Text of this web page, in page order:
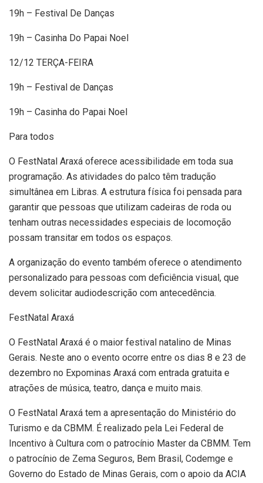
19h – Festival De Danças
19h – Casinha Do Papai Noel
12/12 TERÇA-FEIRA
19h – Festival de Danças
19h – Casinha do Papai Noel
Para todos
O FestNatal Araxá oferece acessibilidade em toda sua
programação. As atividades do palco têm tradução
simultânea em Libras. A estrutura física foi pensada para
garantir que pessoas que utilizam cadeiras de roda ou
tenham outras necessidades especiais de locomoção
possam transitar em todos os espaços.
A organização do evento também oferece o atendimento
personalizado para pessoas com deficiência visual, que
devem solicitar audiodescrição com antecedência.
FestNatal Araxá
O FestNatal Araxá é o maior festival natalino de Minas
Gerais. Neste ano o evento ocorre entre os dias 8 e 23 de
dezembro no Expominas Araxá com entrada gratuita e
atrações de música, teatro, dança e muito mais.
O FestNatal Araxá tem a apresentação do Ministério do
Turismo e da CBMM. É realizado pela Lei Federal de
Incentivo à Cultura com o patrocínio Master da CBMM. Tem
o patrocínio de Zema Seguros, Bem Brasil, Codemge e
Governo do Estado de Minas Gerais, com o apoio da ACIA